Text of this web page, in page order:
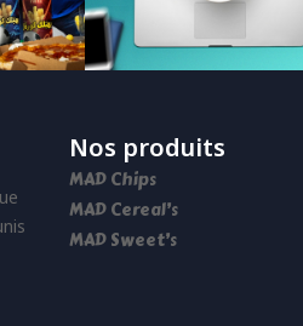
Nos produits
MAD Chips
MAD Cereal’s
MAD Sweet’s